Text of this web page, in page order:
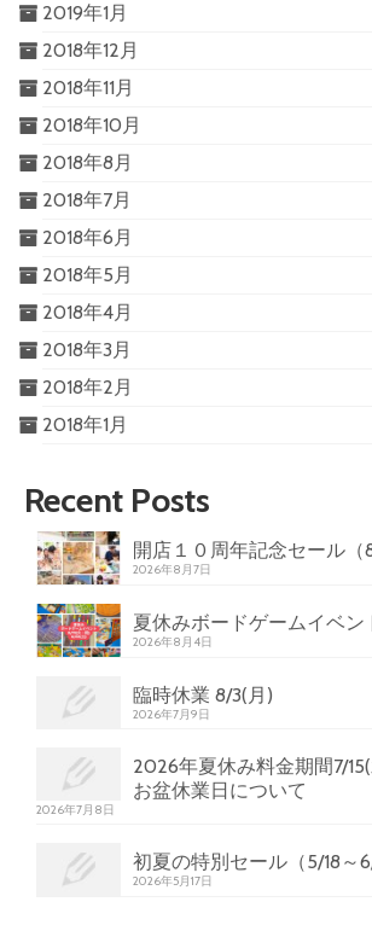
2019年1月
2018年12月
2018年11月
2018年10月
2018年8月
2018年7月
2018年6月
2018年5月
2018年4月
2018年3月
2018年2月
2018年1月
Recent Posts
開店１０周年記念セール（
2026年8月7日
夏休みボードゲームイベン
2026年8月4日
臨時休業 8/3(月)
2026年7月9日
2026年夏休み料金期間7/
お盆休業日について
2026年7月8日
初夏の特別セール（5/18～6/
2026年5月17日